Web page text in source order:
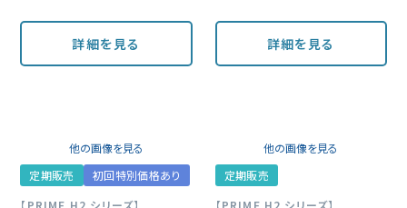
詳細を見る 詳細を見る
他の画像を見る
定期販売
初回特別価格あり
【PRIME H2 シリーズ】
他の画像を見る
定期販売
【PRIME H2 シリーズ】